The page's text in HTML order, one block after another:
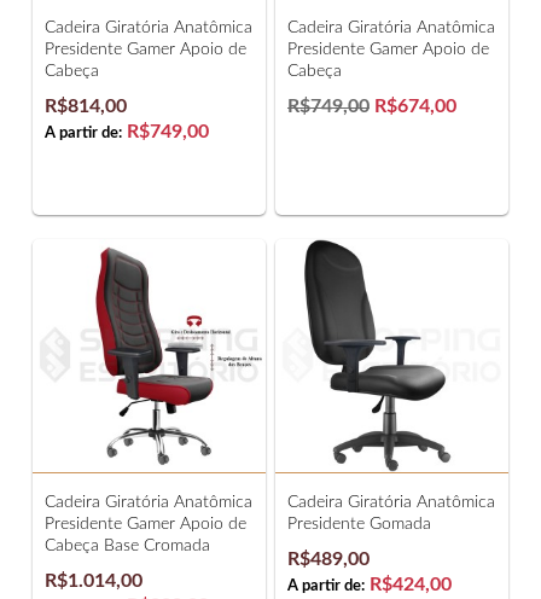
Cadeira Giratória Anatômica
Presidente Gamer Apoio de
Cabeça
R$814,00
A partir de: R$749,00
Cadeira Giratória Anatômica
Presidente Gamer Apoio de
Cabeça
R$749,00 R$674,00
Cadeira Giratória Anatômica
Presidente Gamer Apoio de
Cabeça Base Cromada
R$1.014,00
Cadeira Giratória Anatômica
Presidente Gomada
R$489,00
A partir de: R$424,00